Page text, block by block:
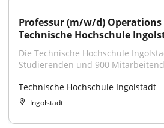
Professur (m/w/d)
Technische Hochschule
Die Technische Hochschule
Studierenden und 900
Technische Hochschule Ingolstadt
Ingolstadt